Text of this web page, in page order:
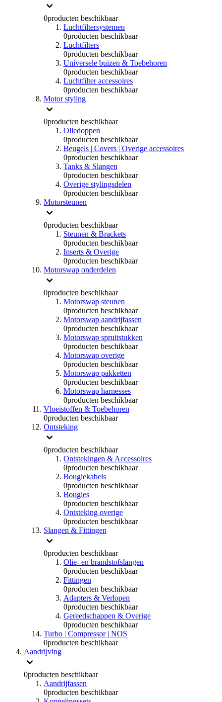
0producten beschikbaar
Luchtfiltersystemen
0producten beschikbaar
Luchtfilters
0producten beschikbaar
Universele buizen & Toebehoren
0producten beschikbaar
Luchtfilter accessoires
0producten beschikbaar
Motor styling
0producten beschikbaar
Oliedoppen
0producten beschikbaar
Beugels | Covers | Overige accessoires
0producten beschikbaar
Tanks & Slangen
0producten beschikbaar
Overige stylingsdelen
0producten beschikbaar
Motorsteunen
0producten beschikbaar
Steunen & Brackets
0producten beschikbaar
Inserts & Overige
0producten beschikbaar
Motorswap onderdelen
0producten beschikbaar
Motorswap steunen
0producten beschikbaar
Motorswap aandrijfassen
0producten beschikbaar
Motorswap spruitstukken
0producten beschikbaar
Motorswap overige
0producten beschikbaar
Motorswap pakketten
0producten beschikbaar
Motorswap harnesses
0producten beschikbaar
Vloeistoffen & Toebehoren
0producten beschikbaar
Ontsteking
0producten beschikbaar
Ontstekingen & Accessoires
0producten beschikbaar
Bougiekabels
0producten beschikbaar
Bougies
0producten beschikbaar
Ontsteking overige
0producten beschikbaar
Slangen & Fittingen
0producten beschikbaar
Olie- en brandstofslangen
0producten beschikbaar
Fittingen
0producten beschikbaar
Adapters & Verlopen
0producten beschikbaar
Gereedschappen & Overige
0producten beschikbaar
Turbo | Compressor | NOS
0producten beschikbaar
Aandrijving
0producten beschikbaar
Aandrijfassen
0producten beschikbaar